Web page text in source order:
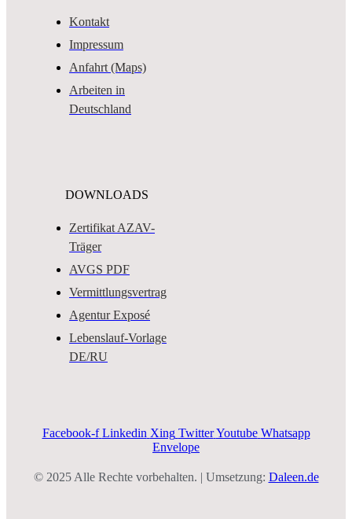
Kontakt
Impressum
Anfahrt (Maps)
Arbeiten in
Deutschland
DOWNLOADS
Zertifikat AZAV-
Träger
AVGS PDF
Vermittlungsvertrag
Agentur Exposé
Lebenslauf-Vorlage
DE/RU
Facebook-f Linkedin Xing Twitter Youtube Whatsapp
Envelope
© 2025 Alle Rechte vorbehalten. | Umsetzung: Daleen.de